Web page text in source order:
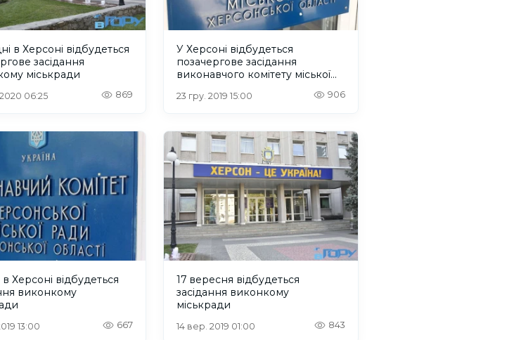
в Херсоні відбудеться
засідання
міськради
06:25 869
У Херсоні відбудеться
позачергове засідання
виконавчого комітету міської
23 гру. 2019 15:00 906
Херсоні відбудеться
виконкому
13:00 667
17 вересня відбудеться
засідання виконкому
міськради
14 вер. 2019 01:00 843